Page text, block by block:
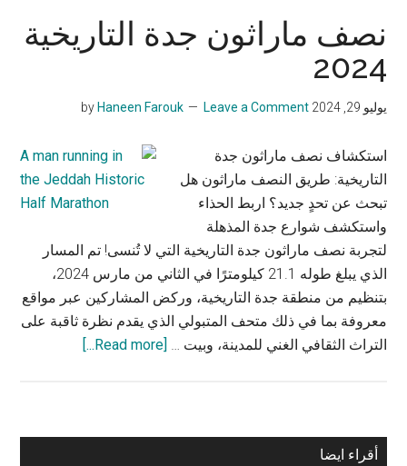
احتضان
نصف ماراثون جدة التاريخية
2024
يوليو 29, 2024 by
Haneen Farouk Leave a Comment
استكشاف نصف ماراثون جدة
التاريخية: طريق النصف ماراثون هل
تبحث عن تحدٍ جديد؟ اربط الحذاء
واستكشف شوارع جدة المذهلة
لتجربة نصف ماراثون جدة التاريخية التي لا تُنسى! تم المسار
الذي يبلغ طوله 21.1 كيلومترًا في الثاني من مارس 2024،
بتنظيم من منطقة جدة التاريخية، وركض المشاركين عبر مواقع
معروفة بما في ذلك متحف المتبولي الذي يقدم نظرة ثاقبة على
التراث الثقافي الغني للمدينة، وبيت … [Read more...]
التاريخية
Primary
أقراء ايضا